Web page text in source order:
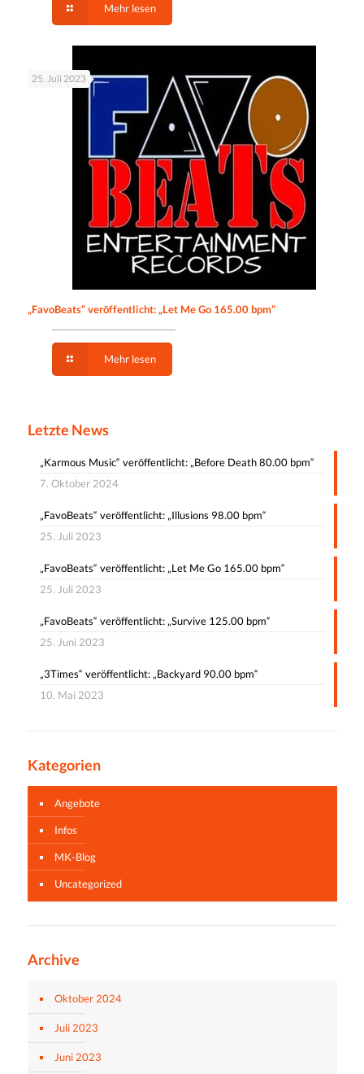
Mehr lesen
25. Juli 2023
„FavoBeats“ veröffentlicht: „Let Me Go 165.00 bpm“
Mehr lesen
Letzte News
„Karmous Music“ veröffentlicht: „Before Death 80.00 bpm“
7. Oktober 2024
„FavoBeats“ veröffentlicht: „Illusions 98.00 bpm“
25. Juli 2023
„FavoBeats“ veröffentlicht: „Let Me Go 165.00 bpm“
25. Juli 2023
„FavoBeats“ veröffentlicht: „Survive 125.00 bpm“
25. Juni 2023
„3Times“ veröffentlicht: „Backyard 90.00 bpm“
10. Mai 2023
Kategorien
Angebote
Infos
MK-Blog
Uncategorized
Archive
Oktober 2024
Juli 2023
Juni 2023